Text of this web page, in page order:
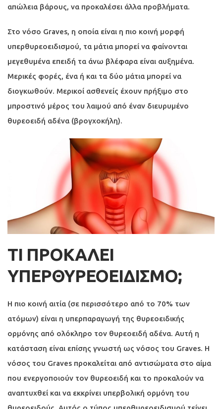
απώλεια βάρους, να προκαλέσει άλλα προβλήματα.
Στο νόσο Graves, η οποία είναι η πιο κοινή μορφή
υπερθυρεοειδισμού, τα μάτια μπορεί να φαίνονται
μεγεθυμένα επειδή τα άνω βλέφαρα είναι αυξημένα.
Μερικές φορές, ένα ή και τα δύο μάτια μπορεί να
διογκωθούν. Μερικοί ασθενείς έχουν πρήξιμο στο
μπροστινό μέρος του λαιμού από έναν διευρυμένο
θυρεοειδή αδένα (βρογχοκήλη).
ΤΙ ΠΡΟΚΑΛΕΙ
ΥΠΕΡΘΥΡΕΟΕΙΔΙΣΜΟ;
Η πιο κοινή αιτία (σε περισσότερο από το 70% των
ατόμων) είναι η υπερπαραγωγή της θυρεοειδικής
ορμόνης από ολόκληρο τον θυρεοειδή αδένα. Αυτή η
κατάσταση είναι επίσης γνωστή ως νόσος του Graves. Η
νόσος του Graves προκαλείται από αντισώματα στο αίμα
που ενεργοποιούν τον θυρεοειδή και το προκαλούν να
αναπτυχθεί και να εκκρίνει υπερβολική ορμόνη του